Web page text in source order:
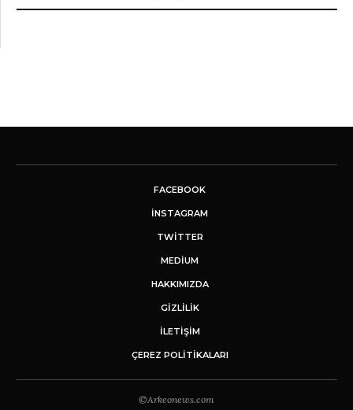
FACEBOOK
INSTAGRAM
TWITTER
MEDIUM
HAKKIMIZDA
GİZLİLİK
İLETIŞIM
ÇEREZ POLITIKALARI
©Arkeonews.com